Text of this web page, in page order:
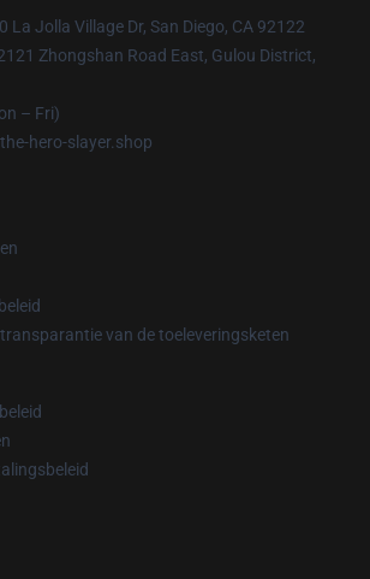
La Jolla Village Dr, San Diego, CA 92122
Zhongshan Road East, Gulou District,
– Fri)
hero-slayer.shop
transparantie van de toeleveringsketen